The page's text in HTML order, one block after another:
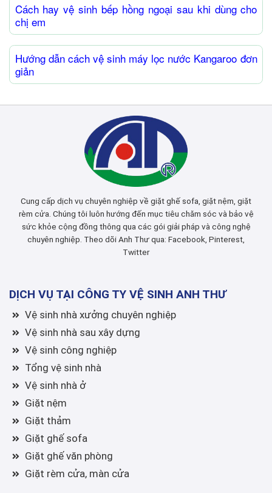
Cách hay vệ sinh bếp hồng ngoại sau khi dùng cho
chị em
Hướng dẫn cách vệ sinh máy lọc nước Kangaroo đơn
giản
Cung cấp dịch vụ chuyên nghiệp về giặt ghế sofa, giặt nệm, giặt
rèm cửa. Chúng tôi luôn hướng đến mục tiêu chăm sóc và bảo vệ
sức khỏe cộng đồng thông qua các gói giải pháp và công nghệ
chuyên nghiệp. Theo dõi Anh Thư qua: Facebook, Pinterest,
Twitter
DỊCH VỤ TẠI CÔNG TY VỆ SINH ANH THƯ
Vệ sinh nhà xưởng chuyên nghiệp
Vệ sinh nhà sau xây dựng
Vệ sinh công nghiệp
Tổng vệ sinh nhà
Vệ sinh nhà ở
Giặt nệm
Giặt thảm
Giặt ghế sofa
Giặt ghế văn phòng
Giặt rèm cửa, màn cửa